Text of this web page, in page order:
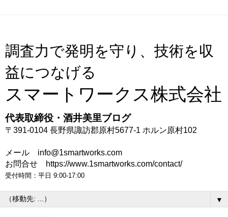
調査力で発明を守り、技術を収
益につなげる
スマートワークス株式会社
代表取締役・酒井美里ブログ
〒391-0104 長野県諏訪郡原村5677-1 ホルン原村102
メール info@1smartworks.com
お問合せ https://www.1smartworks.com/contact/
受付時間：平日 9:00-17:00
▼